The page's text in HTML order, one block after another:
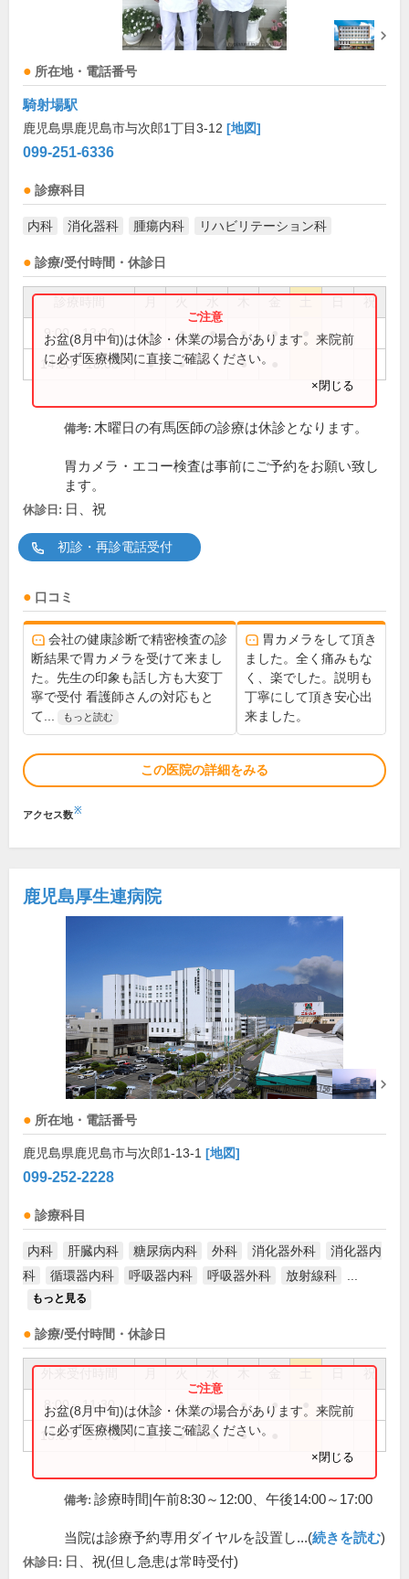
所在地・電話番号
騎射場駅
鹿児島県鹿児島市与次郎1丁目3-12 [地図]
099-251-6336
診療科目
内科 消化器科 腫瘍内科 リハビリテーション科
診療/受付時間・休診日
祝
9:00～13:00 ● ● ● ● ●
14:00～18:00 ● ● ●
お盆(8月中旬)は休診・休業の場合があります。来院前
に必ず医療機関に直接ご確認ください。
×閉じる
備考: 木曜日の有馬医師の診療は休診となります。
胃カメラ・エコー検査は事前にご予約をお願い致し
ます。
休診日: 日、祝
初診・再診電話受付
口コミ
会社の健康診断で精密検査の診
断結果で胃カメラを受けて来まし
た。先生の印象も話し方も大変丁
寧で受付 看護師さんの対応もと
て...
もっと読む
胃カメラをして頂き
ました。全く痛みもな
く、楽でした。説明も
丁寧にして頂き安心出
来ました。
この医院の詳細をみる
アクセス数※
鹿児島厚生連病院
所在地・電話番号
鹿児島県鹿児島市与次郎1-13-1 [地図]
099-252-2228
診療科目
内科 肝臓内科 糖尿病内科 外科 消化器外科
消化器内
科
循環器内科 呼吸器内科 呼吸器外科 放射線科
もっと見る
診療/受付時間・休診日
祝
8:00～11:30 ● ● ● ● ●
13:00～17:00 ● ● ● ●
お盆(8月中旬)は休診・休業の場合があります。来院前
に必ず医療機関に直接ご確認ください。
×閉じる
備考: 診療時間|午前8:30～12:00、午後14:00～17:00
当院は診療予約専用ダイヤルを設置し...(続きを読む)
休診日: 日、祝(但し急患は常時受付)